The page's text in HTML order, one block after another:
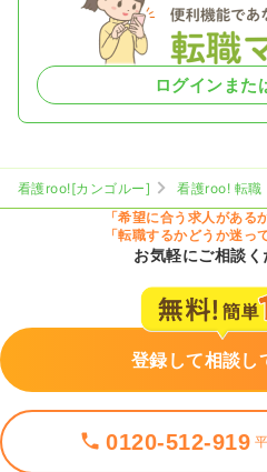
ログインまた
看護roo![カンゴルー] 看護roo! 転職
「希望に合う求人がある
「転職するかどうか迷っ
お気軽にご相談く
登録して相談し
0120-512-919